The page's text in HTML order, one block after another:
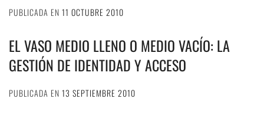
PUBLICADA EN 11 OCTUBRE 2010
EL VASO MEDIO LLENO O MEDIO VACÍO: LA
GESTIÓN DE IDENTIDAD Y ACCESO
PUBLICADA EN 13 SEPTIEMBRE 2010